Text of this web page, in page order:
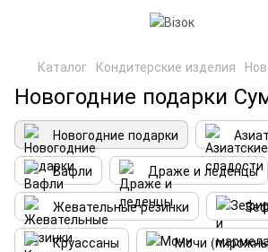
Каталог Кондитерские изделия
Новогодние подарки
Новогодние подарки
Вафли
Драже и леденцы
Жевательные резинки
Круассаны
Мочи